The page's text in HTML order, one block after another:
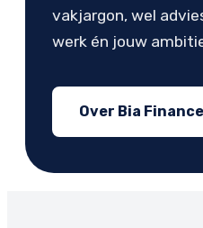
vakjargon, wel
werk én jouw
Over Bia Finance